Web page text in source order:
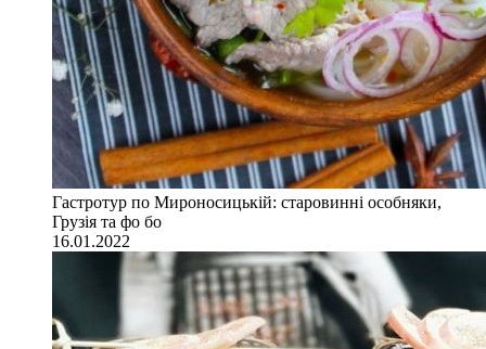
Гастротур по Мироносицькій: старовинні особняки,
Грузія та фо бо
16.01.2022